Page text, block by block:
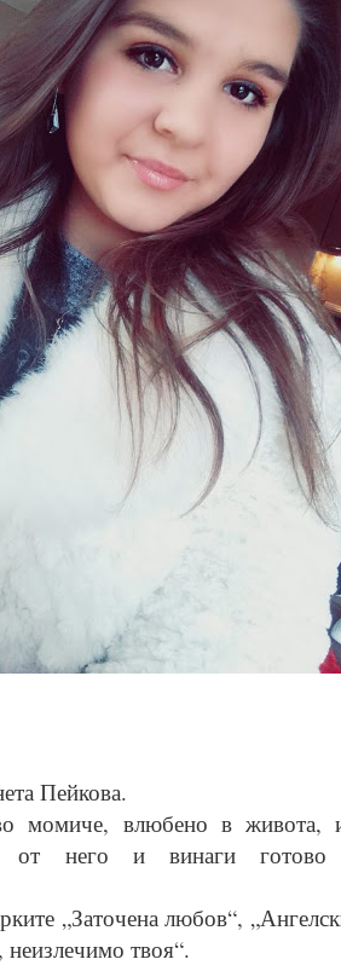
Пейкова.
момиче, влюбено в живота,
него и винаги
„Заточена любов“,
твоя“.